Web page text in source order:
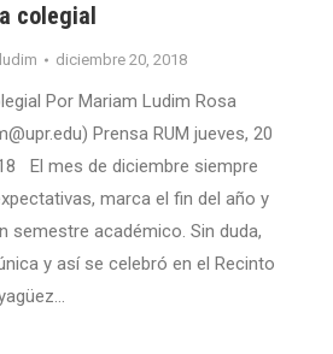
colegial
diciembre 20, 2018
Por Mariam Ludim Rosa
Prensa RUM jueves, 20
El mes de diciembre siempre
marca el fin del año y
semestre académico. Sin duda,
y así se celebró en el Recinto